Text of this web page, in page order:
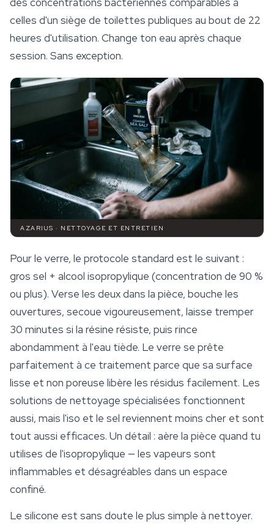
celles d'un siège de toilettes publiques au bout de 22
heures d'utilisation. Change ton eau après chaque
session. Sans exception.
AZARIUS · NETTOYAGE ET ENTRETIEN
Pour le verre, le protocole standard est le suivant :
gros sel + alcool isopropylique (concentration de 90 %
ou plus). Verse les deux dans la pièce, bouche les
ouvertures, secoue vigoureusement, laisse tremper
30 minutes si la résine résiste, puis rince
abondamment à l'eau tiède. Le verre se prête
parfaitement à ce traitement parce que sa surface
lisse et non poreuse libère les résidus facilement. Les
solutions de nettoyage spécialisées fonctionnent
aussi, mais l'iso et le sel reviennent moins cher et sont
tout aussi efficaces. Un détail : aère la pièce quand tu
utilises de l'isopropylique — les vapeurs sont
inflammables et désagréables dans un espace
confiné.
Le silicone est sans doute le plus simple à nettoyer.